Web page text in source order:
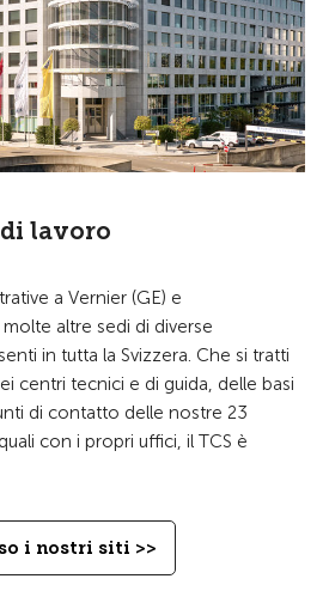
lavoro
a Vernier (GE) e
altre sedi di diverse
in tutta la Svizzera. Che si tratti
centri tecnici e di guida, delle basi
di contatto delle nostre 23
con i propri uffici, il TCS è
i nostri siti >>